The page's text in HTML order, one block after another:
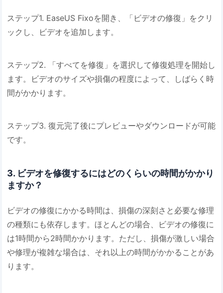
ステップ1. EaseUS Fixoを開き、「ビデオの修復」をクリ
ックし、ビデオを追加します。
ステップ2. 「すべてを修復」を選択して修復処理を開始し
ます。ビデオのサイズや損傷の程度によって、しばらく時
間がかかります。
ステップ3. 復元完了後にプレビューやダウンロードが可能
です。
3. ビデオを修復するにはどのくらいの時間がかかり
ますか？
ビデオの修復にかかる時間は、損傷の深刻さと必要な修理
の種類にも依存します。ほとんどの場合、ビデオの修復に
は1時間から2時間かかります。ただし、損傷が激しい場合
や修理が複雑な場合は、それ以上の時間がかかることがあ
ります。